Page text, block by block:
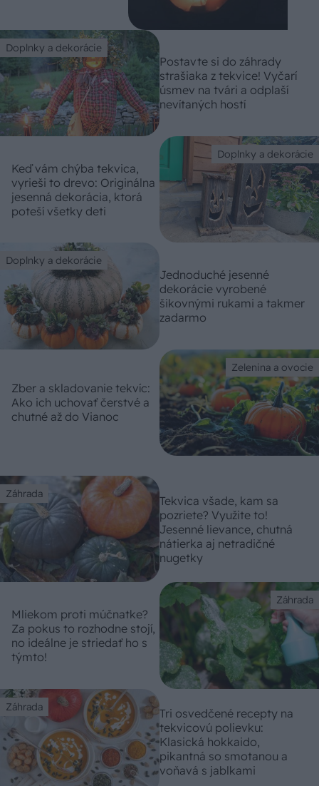
Doplnky a dekorácie
Postavte si do záhrady
strašiaka z tekvice! Vyčarí
úsmev na tvári a odplaší
nevítaných hostí
Doplnky a dekorácie
Keď vám chýba tekvica,
vyrieši to drevo: Originálna
jesenná dekorácia, ktorá
poteší všetky deti
Doplnky a dekorácie
Jednoduché jesenné
dekorácie vyrobené
šikovnými rukami a takmer
zadarmo
Zelenina a ovocie
Zber a skladovanie tekvíc:
Ako ich uchovať čerstvé a
chutné až do Vianoc
Záhrada
Tekvica všade, kam sa
pozriete? Využite to!
Jesenné lievance, chutná
nátierka aj netradičné
nugetky
Záhrada
Mliekom proti múčnatke?
Za pokus to rozhodne stojí,
no ideálne je striedať ho s
týmto!
Záhrada
Tri osvedčené recepty na
tekvicovú polievku:
Klasická hokkaido,
pikantná so smotanou a
voňavá s jablkami